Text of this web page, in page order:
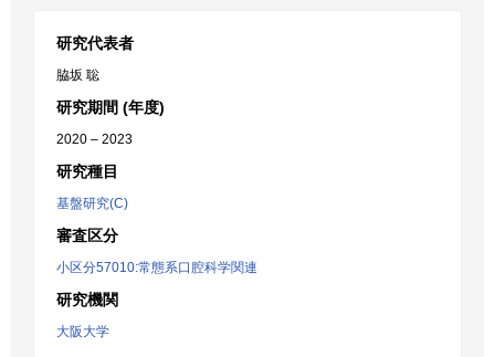
研究代表者
脇坂 聡
研究期間 (年度)
2020 – 2023
研究種目
基盤研究(C)
審査区分
小区分57010:常態系口腔科学関連
研究機関
大阪大学